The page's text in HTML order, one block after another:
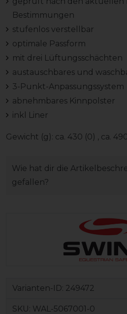
Bestimmungen
stufenlos verstellbar
optimale Passform
mit drei Lüftungsschächten
austauschbares und
3-Punkt-Anpassungssystem
abnehmbares Kinnpolster
inkl Liner
Gewicht (g): ca. 430 (0) , ca.
Wie hat dir die
gefallen?
Varianten-ID: 249472
SKU: WAL-5067001-0